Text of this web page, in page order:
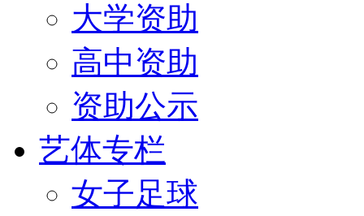
大学资助
高中资助
资助公示
艺体专栏
女子足球